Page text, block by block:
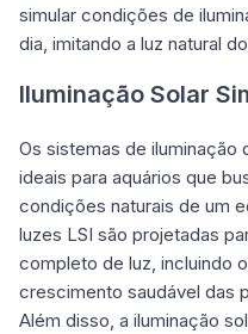
simular condições de
dia, imitando a luz natural
Iluminação Solar
Os sistemas de iluminação
ideais para aquários que
condições naturais de um
luzes LSI são projetadas
completo de luz, incluindo
crescimento saudável das
Além disso, a iluminação